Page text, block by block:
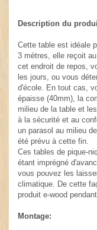
Description du
Cette table est idéale
3 mètres, elle reçoit
cet endroit de repos,
les jours, ou vous
d'école. En tout cas,
épaisse (40mm), la
milieu de la table et
à la sécurité et au
un parasol au milieu
été prévu à cette fin.
Ces tables de pique-
étant imprégné
vous pouvez les
climatique. De cette
produit e-wood
Montage: